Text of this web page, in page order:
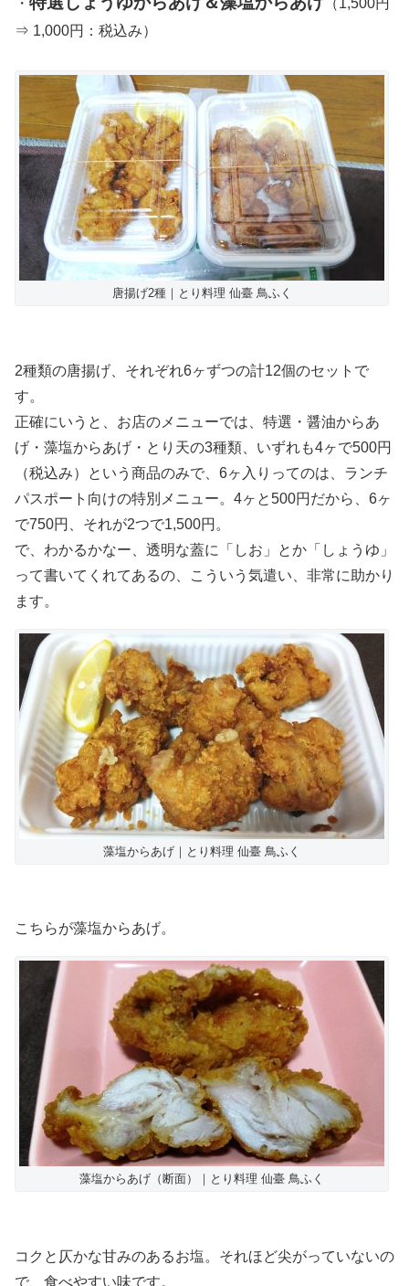
・
（1,500円
⇒ 1,000円：税込み）
唐揚げ2種｜とり料理 仙臺 鳥ふく
2種類の唐揚げ、それぞれ6ヶずつの計12個のセットで
す。
正確にいうと、お店のメニューでは、特選・醤油からあ
げ・藻塩からあげ・とり天の3種類、いずれも4ヶで500円
（税込み）という商品のみで、6ヶ入りってのは、ランチ
パスポート向けの特別メニュー。4ヶと500円だから、6ヶ
で750円、それが2つで1,500円。
で、わかるかなー、透明な蓋に「しお」とか「しょうゆ」
って書いてくれてあるの、こういう気遣い、非常に助かり
ます。
藻塩からあげ｜とり料理 仙臺 鳥ふく
こちらが藻塩からあげ。
藻塩からあげ（断面）｜とり料理 仙臺 鳥ふく
コクと仄かな甘みのあるお塩。それほど尖がっていないの
で、食べやすい味です。